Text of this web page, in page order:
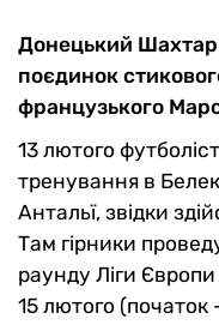
Донецький
поєдинок
французького
13 лютого
тренування в
Антальї, звідки
Там гірники
раунду Ліги
15 лютого